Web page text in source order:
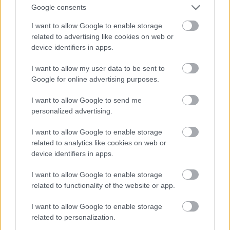
Google consents
I want to allow Google to enable storage
related to advertising like cookies on web or
device identifiers in apps.
I want to allow my user data to be sent to
Google for online advertising purposes.
I want to allow Google to send me
personalized advertising.
I want to allow Google to enable storage
related to analytics like cookies on web or
device identifiers in apps.
I want to allow Google to enable storage
related to functionality of the website or app.
I want to allow Google to enable storage
related to personalization.
φρεσκότατα θαλασσινά και εδώ, μείον (τις ώρες
αιχμής) η υπομονή που μπορεί να χρειαστεί να
πραγματοποιούνται κρατήσεις. Στα του μενού,
σαγανάκι και από ορεκτικά τα τραγανά τηγανιτά
κολοκυθάκια. Διαθέτει και κάποιες σχετικά
δυσεύρετες ετικέτες ούζου, όπως το δικό μας
αγαπημένο Πιτσιλαδή. Οι τιμές κυμαίνονται στα
15-17€ το άτομο.
Το Ακρί (Ακτή Θεμιστοκλέους 298, τηλ.: 210
4180110): Συμπαθέστατο ουζερί-μεζεδοπωλείο
στην άκρη της παραλιακής περαντζάδας –εξ ης